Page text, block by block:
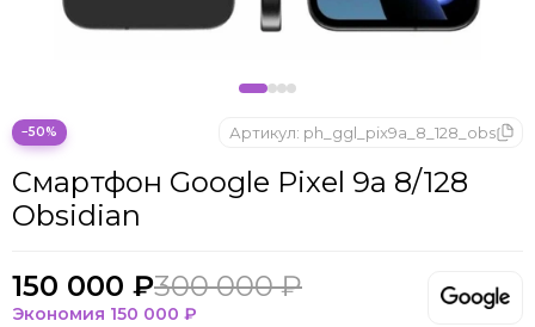
−50%
Смартфон Google Pixel 9a 8/128
Obsidian
Артикул: ph_ggl_pix9a_8_128_obs
150 000 ₽300 000 ₽
Экономия 150 000 ₽